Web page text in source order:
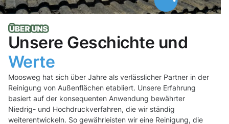
Unsere Geschichte und
Werte
Moosweg hat sich über Jahre als verlässlicher Partner in der
Reinigung von Außenflächen etabliert. Unsere Erfahrung
basiert auf der konsequenten Anwendung bewährter
Niedrig- und Hochdruckverfahren, die wir ständig
weiterentwickeln. So gewährleisten wir eine Reinigung, die